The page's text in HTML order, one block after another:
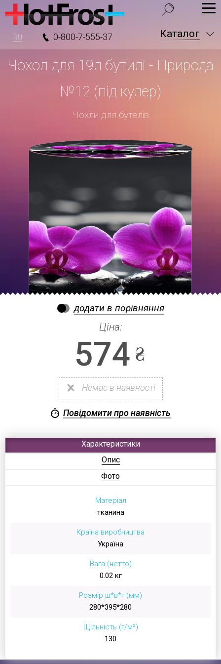
RU Каталог
0-800-7-555-37
Чохол для 19л бутилі - Природа
№12 (під кулер)
Чохли для бутелів
додати в порівняння
Ціна:
Повідомити про наявність
Немає в наявності
574
Характеристики
Опис
Фото
Матеріал
тканина
Країна виробництва
Україна
Вага (нетто)
0.02 кг
Розмір ш*в*г (мм)
280*395*280
Щільність (г/м²)
130